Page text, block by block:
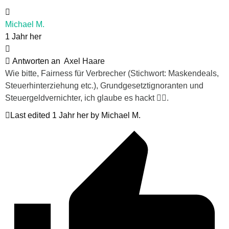
Michael M.
1 Jahr her
Antworten an Axel Haare
Wie bitte, Fairness für Verbrecher (Stichwort: Maskendeals,
Steuerhinterziehung etc.), Grundgesetztignoranten und
Steuergeldvernichter, ich glaube es hackt 🤦‍♂️.
Last edited 1 Jahr her by Michael M.